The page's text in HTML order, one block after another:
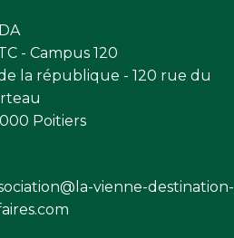
- Campus 120
la république - 120 rue du
Poitiers
vienne-destination-